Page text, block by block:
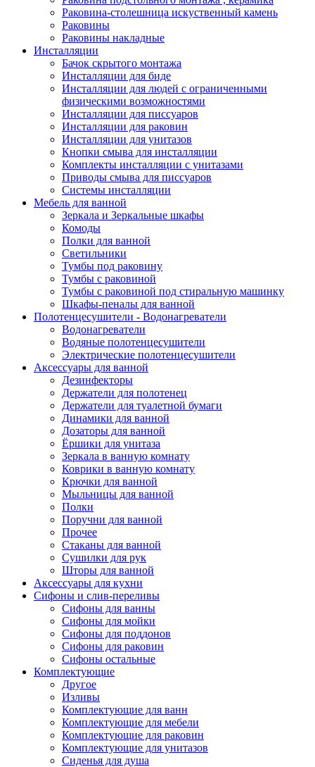
Раковина-столешница искуственный камень
Раковины
Раковины накладные
Инсталляции
Бачок скрытого монтажа
Инсталляции для биде
Инсталляции для людей с ограниченными
физическими возможностями
Инсталляции для писсуаров
Инсталляции для раковин
Инсталляции для унитазов
Кнопки смыва для инсталляции
Комплекты инсталляции с унитазами
Приводы смыва для писсуаров
Системы инсталляции
Мебель для ванной
Зеркала и Зеркальные шкафы
Комоды
Полки для ванной
Светильники
Тумбы под раковину
Тумбы с раковиной
Тумбы с раковиной под стиральную машинку
Шкафы-пеналы для ванной
Полотенцесушители - Водонагреватели
Водонагреватели
Водяные полотенцесушители
Электрические полотенцесушители
Аксессуары для ванной
Дезинфекторы
Держатели для полотенец
Держатели для туалетной бумаги
Динамики для ванной
Дозаторы для ванной
Ёршики для унитаза
Зеркала в ванную комнату
Коврики в ванную комнату
Крючки для ванной
Мыльницы для ванной
Полки
Поручни для ванной
Прочее
Стаканы для ванной
Сушилки для рук
Шторы для ванной
Аксессуары для кухни
Сифоны и слив-переливы
Сифоны для ванны
Сифоны для мойки
Сифоны для поддонов
Сифоны для раковин
Сифоны остальные
Комплектующие
Другое
Изливы
Комплектующие для ванн
Комплектующие для мебели
Комплектующие для раковин
Комплектующие для унитазов
Сиденья для душа